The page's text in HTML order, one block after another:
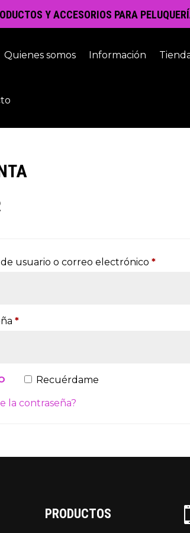
Y ACCESORIOS PARA
Quienes somos Información
usuario o correo electrónico *
*Obligatorio
Recuérdame
la contraseña?
PRODUCTOS